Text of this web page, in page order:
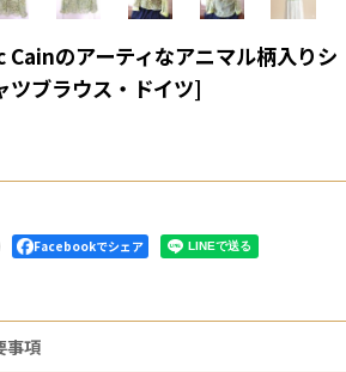
Cainのアーティなアニマル柄入りシ
ツブラウス・ドイツ]
Facebookでシェア
事項